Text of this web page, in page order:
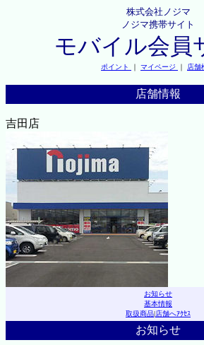
株式会社ノジマ
ノジマ携帯サイト
モバイル会員
ポイント ｜ マイページ ｜ 店舗
店舗情報
吉田店
お知らせ
基本情報
取扱商品|店舗へｱｸｾｽ
お知らせ